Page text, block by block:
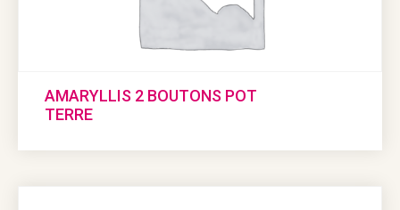
AMARYLLIS 2 BOUTONS POT
TERRE